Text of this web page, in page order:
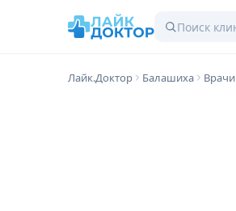
Лайк.Доктор Балашиха Врачи